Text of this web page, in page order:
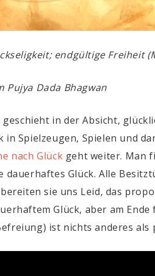
endgültige Freiheit
Pujya Dada Bhagwan
in der Absicht,
in Spielzeugen, Spielen und
nach Glück geht weiter. Man
Glück. Alle
sie uns Leid, das
Glück, aber am
ist nichts anderes als